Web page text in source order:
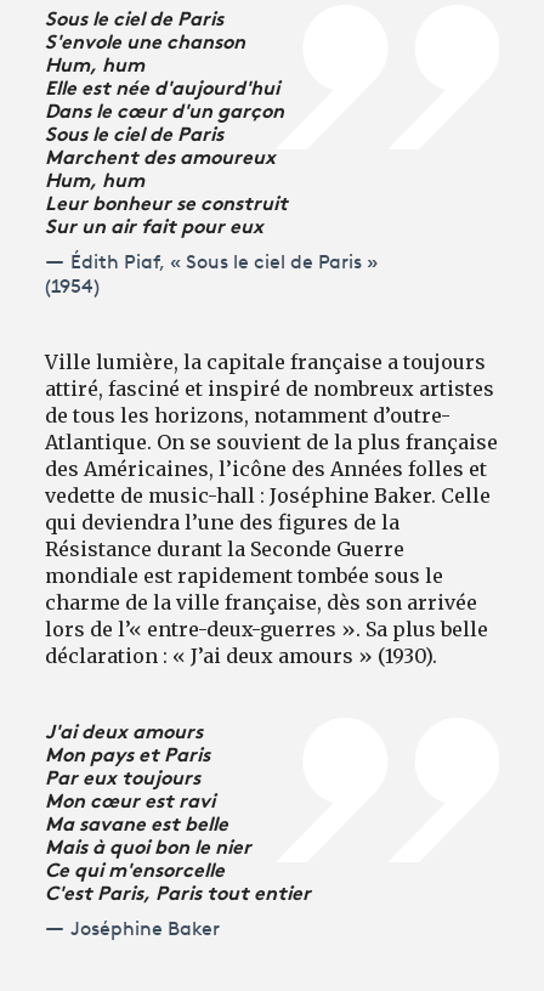
Sous le ciel de Paris
S'envole une chanson
Hum, hum
Elle est née d'aujourd'hui
Dans le cœur d'un garçon
Sous le ciel de Paris
Marchent des amoureux
Hum, hum
Leur bonheur se construit
Sur un air fait pour eux
Édith Piaf, « Sous le ciel de Paris »
(1954)
Ville lumière, la capitale française a toujours
attiré, fasciné et inspiré de nombreux artistes
de tous les horizons, notamment d’outre-
Atlantique. On se souvient de la plus française
des Américaines, l’icône des Années folles et
vedette de music-hall : Joséphine Baker. Celle
qui deviendra l’une des figures de la
Résistance durant la Seconde Guerre
mondiale est rapidement tombée sous le
charme de la ville française, dès son arrivée
lors de l’« entre-deux-guerres ». Sa plus belle
déclaration : « J’ai deux amours » (1930).
J'ai deux amours
Mon pays et Paris
Par eux toujours
Mon cœur est ravi
Ma savane est belle
Mais à quoi bon le nier
Ce qui m'ensorcelle
C'est Paris, Paris tout entier
Joséphine Baker